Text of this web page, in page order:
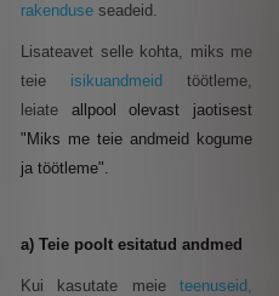
rakenduse seadeid.
Lisateavet selle kohta, miks me
teie isikuandmeid töötleme,
leiate allpool olevast jaotisest
"Miks me teie andmeid kogume
ja töötleme".
a) Teie poolt esitatud andmed
Kui kasutate meie teenuseid,